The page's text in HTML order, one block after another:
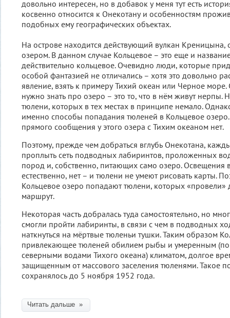
довольно интересен, но в добавок у меня тут есть
косвенно относится к Онекотану и особенностям
подобных ему географических объектах.
На острове находится действующий вулкан
озером. В данном случае Кольцевое – это еще и
действительно кольцевое. Очевидно люди, которые
особой фантазией не отличались – хотя это довольно
явление, взять к примеру Тихий океан или Черное море.
нужно знать про озеро – это то, что в нём живут нерпы.
тюлени, которых в тех местах в принципе немало.
именно способы попадания тюленей в Кольцевое
прямого сообщения у этого озера с Тихим океаном нет.
Поэтому, прежде чем добраться вглубь Онекотана,
проплыть сеть подводных лабиринтов, проложенных
пород и, собственно, питающих само озеро. Освещения
естественно, нет – и тюлени не умеют рисовать карты.
Кольцевое озеро попадают тюлени, которых
маршрут.
Некоторая часть добралась туда самостоятельно, но
смогли пройти лабиринты, в связи с чем в подводных
наткнуться на мёртвые тюленьи тушки. Таким образом
привлекающее тюленей обилием рыбы и умеренным
северными водами Тихого океана) климатом, долгое
защищенным от массового заселения тюленями. Такое
сохранялось до 5 ноября 1952 года.
Читать дальше »